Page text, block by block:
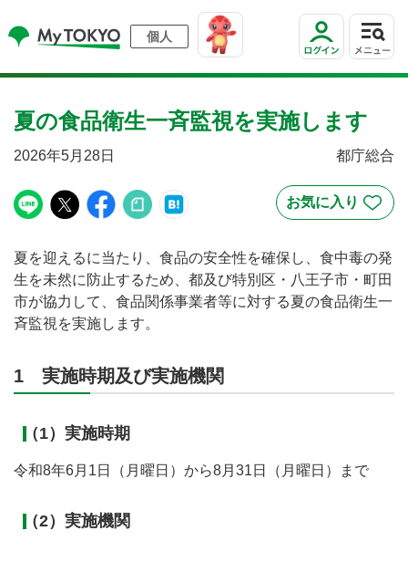
個人
夏の食品衛生一斉監視を実施します
2026年5月28日 都庁総合
夏を迎えるに当たり、食品の安全性を確保し、食中毒の発
生を未然に防止するため、都及び特別区・八王子市・町田
市が協力して、食品関係事業者等に対する夏の食品衛生一
斉監視を実施します。
1 実施時期及び実施機関
（1）実施時期
令和8年6月1日（月曜日）から8月31日（月曜日）まで
（2）実施機関